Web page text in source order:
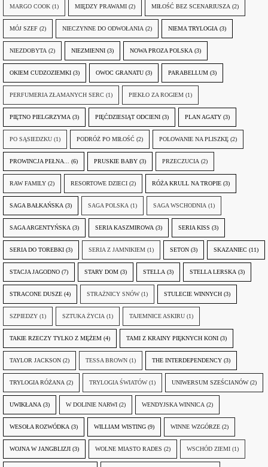
MARGO COOK (1) MIĘDZY PRAWAMI (2) MIŁOŚĆ BEZ SCENARIUSZA (2)
MÓJ SZEF (2) NIECZYNNE DO ODWOŁANIA (2) NIEMA TRYLOGIA (3)
NIEZDOBYTA (2) NIEZMIENNI (3) NOWA PROZA POLSKA (3)
OKIEM CUDZOZIEMKI (3) OWOC GRANATU (3) PARABELLUM (3)
PERFUMERIA ZŁAMANYCH SERC (1) PIEKŁO ZA ROGIEM (1)
PIĘTNO PIELGRZYMA (3) PIĘĆDZIESIĄT ODCIENI (3) PLAN AGATY (3)
PO SĄSIEDZKU (1) PODRÓŻ PO MIŁOŚĆ (2) POLOWANIE NA PLISZKĘ (2)
PROWINCJA PEŁNA... (6) PRUSKIE BABY (3) PRZECZUCIA (2)
RAW FAMILY (2) RESORTOWE DZIECI (2) RÓŻA KRULL NA TROPIE (3)
SAGA BAŁKAŃSKA (3) SAGA POLSKA (1) SAGA WSCHODNIA (1)
SAGA ARGENTYŃSKA (3) SERIA KASZMIROWA (3) SERIA KISS (3)
SERIA DO TOREBKI (3) SERIA Z JAMNIKIEM (1) SETON (3) SKAZANIEC (11)
STACJA JAGODNO (7) STARY DOM (3) STELLA (3) STELLA LERSKA (3)
STRACONE DUSZE (4) STRAŻNICY SNÓW (1) STULECIE WINNYCH (3)
SZPIEDZY (1) SZTUKA ŻYCIA (1) TAJEMNICE ASKIRU (1)
TAKIE RZECZY TYLKO Z MĘŻEM (4) TAMI Z KRAINY PIĘKNYCH KONI (3)
TAYLOR JACKSON (2) TESSA BROWN (1) THE INTERDEPENDENCY (3)
TRYLOGIA RÓŻANA (2) TRYLOGIA ŚWIATÓW (1) UNIWERSUM SZEŚCIANÓW (2)
UWIKŁANA (3) W DOLINIE NARWI (2) WENDYJSKA WINNICA (2)
WESOŁA ROZWÓDKA (3) WILLIAM WISTING (9) WINNE WZGÓRZE (2)
WOJNA W JANGBLIZJI (3) WOLNE MIASTO RADES (2) WSCHÓD ZIEMI (1)